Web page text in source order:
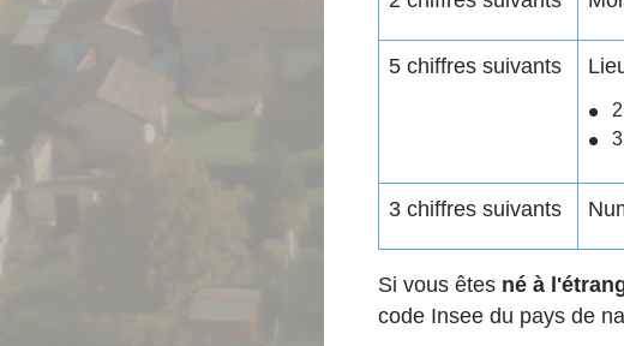
5 chiffres suivants
3 chiffres suivants
Si vous êtes né à
code Insee du pays de